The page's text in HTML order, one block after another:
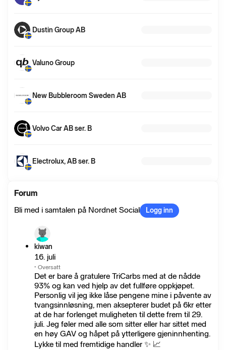
Dustin Group AB
Valuno Group
New Bubbleroom Sweden AB
Volvo Car AB ser. B
Electrolux, AB ser. B
Forum
Bli med i samtalen på Nordnet Social
Logg inn
kiwan
16. juli
· Oversatt
Det er bare å gratulere TriCarbs med at de nådde
93% og kan ved hjelp av det fullføre oppkjøpet.
Personlig vil jeg ikke låse pengene mine i påvente av
tvangsinnløsning, men aksepterer budet på 6kr etter
at de har forlenget muligheten til dette frem til 29.
juli. Jeg føler med alle som sitter eller har sittet med
en høy GAV og håpet på ytterligere gjeninnhenting.
Lykke til med fremtidige handler ✨️ 📈